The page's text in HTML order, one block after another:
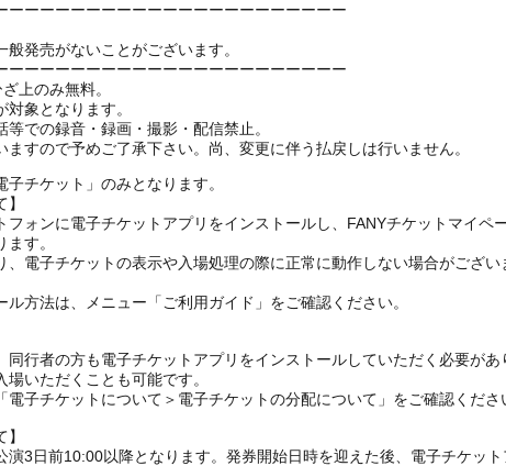
ーーーーーーーーーーーーーーーーーーーーーー
発売がないことがございます。
ーーーーーーーーーーーーーーーーーーーーーー
上のみ無料。
象となります。
での録音・録画・撮影・配信禁止。
すので予めご了承下さい。尚、変更に伴う払戻しは行いません。
チケット」のみとなります。
フォンに電子チケットアプリをインストールし、FANYチケットマイペ
す。
、電子チケットの表示や入場処理の際に正常に動作しない場合がござ
方法は、メニュー「ご利用ガイド」をご確認ください。
行者の方も電子チケットアプリをインストールしていただく必要があ
いただくことも可能です。
子チケットについて＞電子チケットの分配について」をご確認くださ
3日前10:00以降となります。発券開始日時を迎えた後、電子チケット